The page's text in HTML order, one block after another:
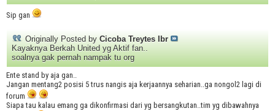
Sip gan
Originally Posted by Cicoba Treytes Ibr
Kayaknya Berkah United yg Aktif fan..
soalnya gak pernah nampak tu org
Ente stand by aja gan..
Jangan mentang2 posisi 5 trus nangis aja kerjaannya seharian..ga nongol2 lagi di
forum
Siapa tau kalau emang ga dikonfirmasi dari yg bersangkutan..tim yg dibawahnya